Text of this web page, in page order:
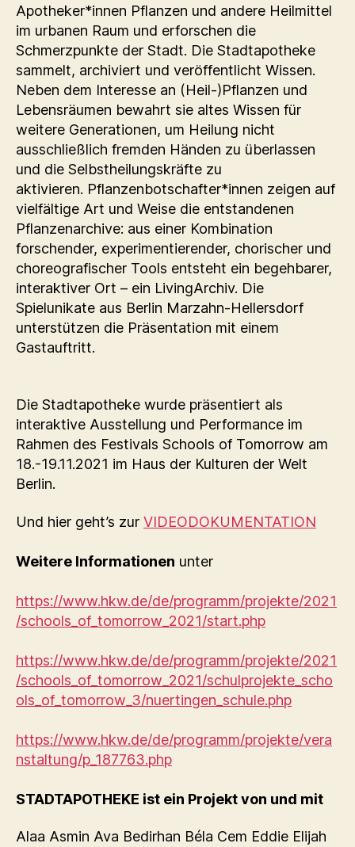
Apotheker*innen Pflanzen und andere Heilmittel
im urbanen Raum und erforschen die
Schmerzpunkte der Stadt. Die Stadtapotheke
sammelt, archiviert und veröffentlicht Wissen.
Neben dem Interesse an (Heil-)Pflanzen und
Lebensräumen bewahrt sie altes Wissen für
weitere Generationen, um Heilung nicht
ausschließlich fremden Händen zu überlassen
und die Selbstheilungskräfte zu
aktivieren. Pflanzenbotschafter*innen zeigen auf
vielfältige Art und Weise die entstandenen
Pflanzenarchive: aus einer Kombination
forschender, experimentierender, chorischer und
choreografischer Tools entsteht ein begehbarer,
interaktiver Ort – ein LivingArchiv. Die
Spielunikate aus Berlin Marzahn-Hellersdorf
unterstützen die Präsentation mit einem
Gastauftritt.
Die Stadtapotheke wurde präsentiert als
interaktive Ausstellung und Performance im
Rahmen des Festivals Schools of Tomorrow am
18.-19.11.2021 im Haus der Kulturen der Welt
Berlin.
Und hier geht’s zur VIDEODOKUMENTATION
Weitere Informationen unter
https://www.hkw.de/de/programm/projekte/2021
/schools_of_tomorrow_2021/start.php
https://www.hkw.de/de/programm/projekte/2021
/schools_of_tomorrow_2021/schulprojekte_scho
ols_of_tomorrow_3/nuertingen_schule.php
https://www.hkw.de/de/programm/projekte/vera
nstaltung/p_187763.php
STADTAPOTHEKE ist ein Projekt von und mit
Alaa Asmin Ava Bedirhan Béla Cem Eddie Elijah